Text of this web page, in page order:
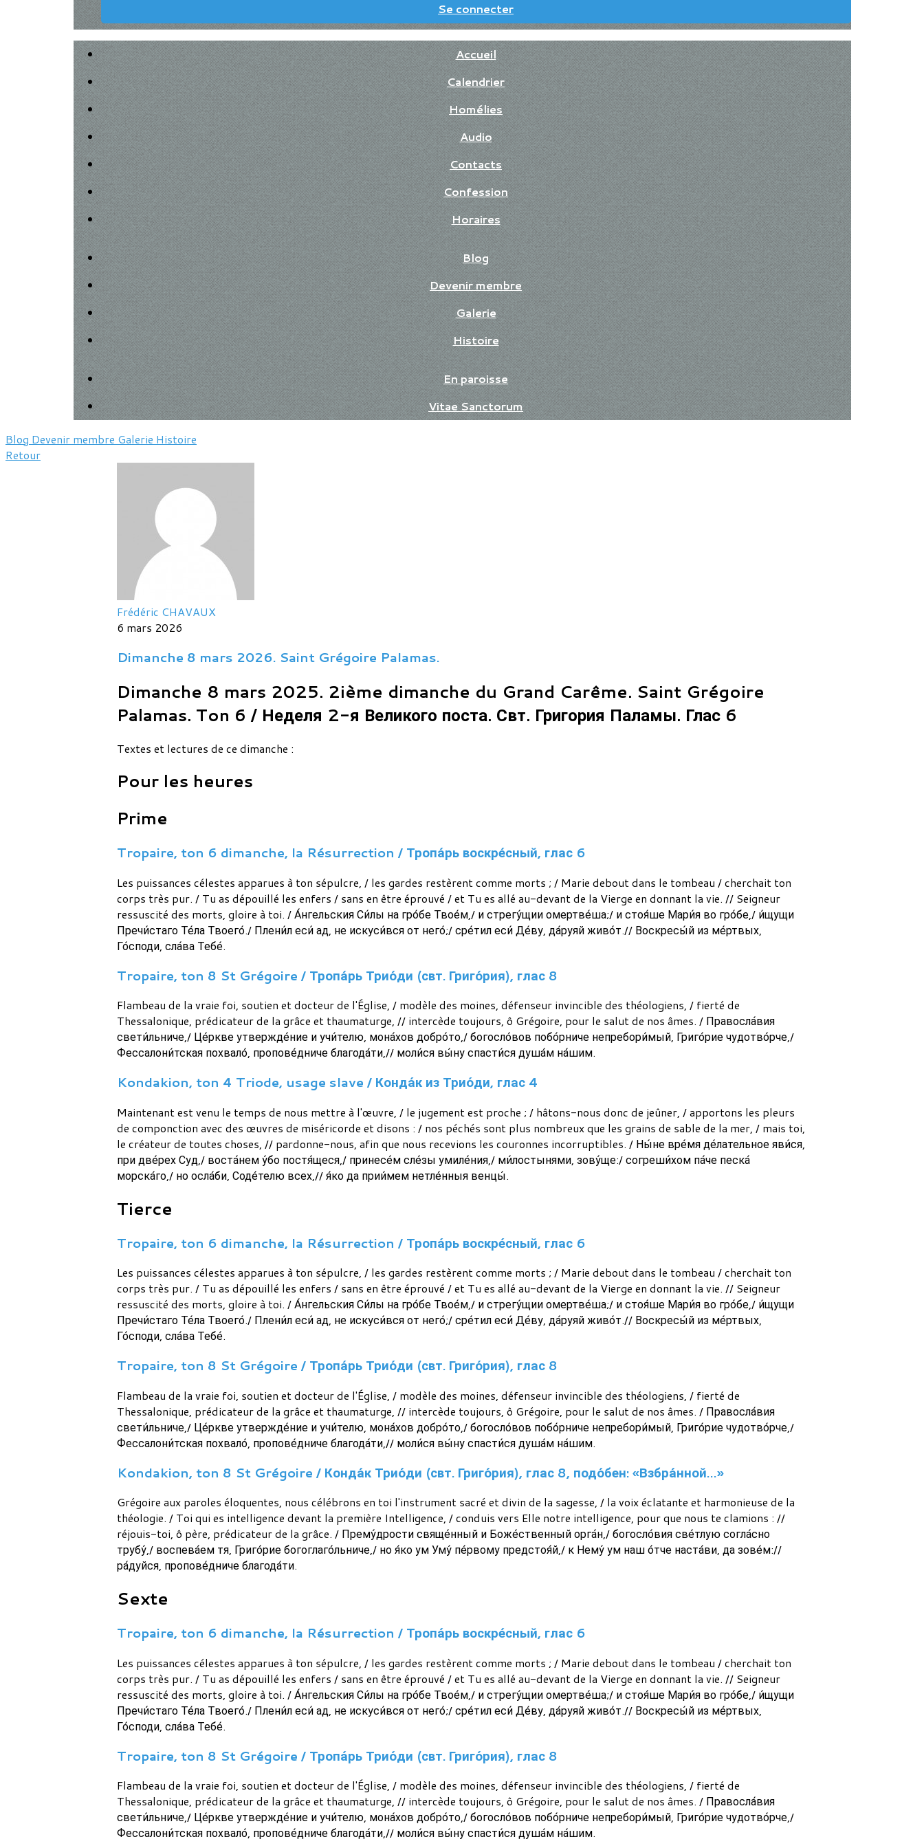
Se connecter
Accueil
Calendrier
Homélies
Audio
Contacts
Confession
Horaires
Blog
Devenir membre
Galerie
Histoire
En paroisse
Vitae Sanctorum
Blog Devenir membre Galerie Histoire
Retour
Frédéric CHAVAUX
6 mars 2026
Dimanche 8 mars 2026. Saint Grégoire Palamas.
Dimanche 8 mars 2025. 2ième dimanche du Grand Carême. Saint Grégoire
Palamas. Ton 6 / Неделя 2-я Великого поста. Свт. Григория Паламы. Глас 6
Textes et lectures de ce dimanche :
Pour les heures
Prime
Tropaire, ton 6 dimanche, la Résurrection / Тропа́рь воскре́сный, глас 6
Les puissances célestes apparues à ton sépulcre, / les gardes restèrent comme morts ; / Marie debout dans le tombeau / cherchait ton
corps très pur. / Tu as dépouillé les enfers / sans en être éprouvé / et Tu es allé au-devant de la Vierge en donnant la vie. // Seigneur
ressuscité des morts, gloire à toi. / А́нгельския Си́лы на гро́бе Твое́м,/ и стрегу́щии омертве́ша;/ и стоя́ше Мари́я во гро́бе,/ и́щущи
Пречи́стаго Те́ла Твоего́./ Плени́л еси́ ад, не искуси́вся от него́;/ сре́тил еси́ Де́ву, да́руяй живо́т.// Воскресы́й из ме́ртвых,
Го́споди, сла́ва Тебе́.
Tropaire, ton 8 St Grégoire / Тропа́рь Трио́ди (свт. Григо́рия), глас 8
Flambeau de la vraie foi, soutien et docteur de l'Église, / modèle des moines, défenseur invincible des théologiens, / fierté de
Thessalonique, prédicateur de la grâce et thaumaturge, // intercède toujours, ô Grégoire, pour le salut de nos âmes. / Правосла́вия
свети́льниче,/ Це́ркве утвержде́ние и учи́телю, мона́хов добро́то,/ богосло́вов побо́рниче непребори́мый, Григо́рие чудотво́рче,/
Фессалони́тская похвало́, пропове́дниче благода́ти,// моли́ся вы́ну спасти́ся душа́м на́шим.
Kondakion, ton 4 Triode, usage slave / Конда́к из Трио́ди, глас 4
Maintenant est venu le temps de nous mettre à l'œuvre, / le jugement est proche ; / hâtons-nous donc de jeûner, / apportons les pleurs
de componction avec des œuvres de miséricorde et disons : / nos péchés sont plus nombreux que les grains de sable de la mer, / mais toi,
le créateur de toutes choses, // pardonne-nous, afin que nous recevions les couronnes incorruptibles. / Ны́не вре́мя де́лательное яви́ся,
при две́рех Суд,/ воста́нем у́бо постя́щеся,/ принесе́м сле́зы умиле́ния,/ ми́лостынями, зову́ще:/ согреши́хом па́че песка́
морска́го,/ но осла́би, Соде́телю всех,// я́ко да прии́мем нетле́нныя венцы́.
Tierce
Tropaire, ton 6 dimanche, la Résurrection / Тропа́рь воскре́сный, глас 6
Les puissances célestes apparues à ton sépulcre, / les gardes restèrent comme morts ; / Marie debout dans le tombeau / cherchait ton
corps très pur. / Tu as dépouillé les enfers / sans en être éprouvé / et Tu es allé au-devant de la Vierge en donnant la vie. // Seigneur
ressuscité des morts, gloire à toi. / А́нгельския Си́лы на гро́бе Твое́м,/ и стрегу́щии омертве́ша;/ и стоя́ше Мари́я во гро́бе,/ и́щущи
Пречи́стаго Те́ла Твоего́./ Плени́л еси́ ад, не искуси́вся от него́;/ сре́тил еси́ Де́ву, да́руяй живо́т.// Воскресы́й из ме́ртвых,
Го́споди, сла́ва Тебе́.
Tropaire, ton 8 St Grégoire / Тропа́рь Трио́ди (свт. Григо́рия), глас 8
Flambeau de la vraie foi, soutien et docteur de l'Église, / modèle des moines, défenseur invincible des théologiens, / fierté de
Thessalonique, prédicateur de la grâce et thaumaturge, // intercède toujours, ô Grégoire, pour le salut de nos âmes. / Правосла́вия
свети́льниче,/ Це́ркве утвержде́ние и учи́телю, мона́хов добро́то,/ богосло́вов побо́рниче непребори́мый, Григо́рие чудотво́рче,/
Фессалони́тская похвало́, пропове́дниче благода́ти,// моли́ся вы́ну спасти́ся душа́м на́шим.
Kondakion, ton 8 St Grégoire / Конда́к Трио́ди (свт. Григо́рия), глас 8, подо́бен: «Взбра́нной…»
Grégoire aux paroles éloquentes, nous célébrons en toi l'instrument sacré et divin de la sagesse, / la voix éclatante et harmonieuse de la
théologie. / Toi qui es intelligence devant la première Intelligence, / conduis vers Elle notre intelligence, pour que nous te clamions : //
réjouis-toi, ô père, prédicateur de la grâce. / Прему́дрости свяще́нный и Боже́ственный орга́н,/ богосло́вия све́тлую согла́сно
трубу́,/ воспева́ем тя, Григо́рие богоглаго́льниче,/ но я́ко ум Уму́ пе́рвому предстоя́й,/ к Нему́ ум наш о́тче наста́ви, да зове́м://
ра́дуйся, пропове́дниче благода́ти.
Sexte
Tropaire, ton 6 dimanche, la Résurrection / Тропа́рь воскре́сный, глас 6
Les puissances célestes apparues à ton sépulcre, / les gardes restèrent comme morts ; / Marie debout dans le tombeau / cherchait ton
corps très pur. / Tu as dépouillé les enfers / sans en être éprouvé / et Tu es allé au-devant de la Vierge en donnant la vie. // Seigneur
ressuscité des morts, gloire à toi. / А́нгельския Си́лы на гро́бе Твое́м,/ и стрегу́щии омертве́ша;/ и стоя́ше Мари́я во гро́бе,/ и́щущи
Пречи́стаго Те́ла Твоего́./ Плени́л еси́ ад, не искуси́вся от него́;/ сре́тил еси́ Де́ву, да́руяй живо́т.// Воскресы́й из ме́ртвых,
Го́споди, сла́ва Тебе́.
Tropaire, ton 8 St Grégoire / Тропа́рь Трио́ди (свт. Григо́рия), глас 8
Flambeau de la vraie foi, soutien et docteur de l'Église, / modèle des moines, défenseur invincible des théologiens, / fierté de
Thessalonique, prédicateur de la grâce et thaumaturge, // intercède toujours, ô Grégoire, pour le salut de nos âmes. / Правосла́вия
свети́льниче,/ Це́ркве утвержде́ние и учи́телю, мона́хов добро́то,/ богосло́вов побо́рниче непребори́мый, Григо́рие чудотво́рче,/
Фессалони́тская похвало́, пропове́дниче благода́ти,// моли́ся вы́ну спасти́ся душа́м на́шим.